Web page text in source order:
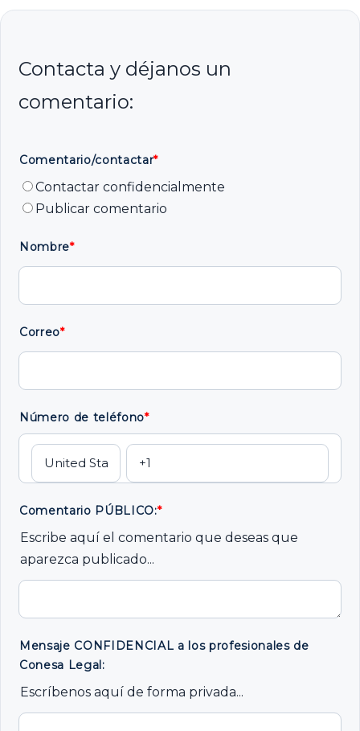
Comentario/contactar*
Contactar confidencialmente
Publicar comentario
Nombre*
Correo*
Número de teléfono*
Comentario PÚBLICO:*
Escribe aquí el comentario que deseas que
aparezca publicado...
Mensaje CONFIDENCIAL a los profesionales de
Conesa Legal:
Escríbenos aquí de forma privada...